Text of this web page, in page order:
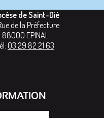
de Saint-Dié
de la Préfecture
88000 EPINAL
03 29 82 21 63